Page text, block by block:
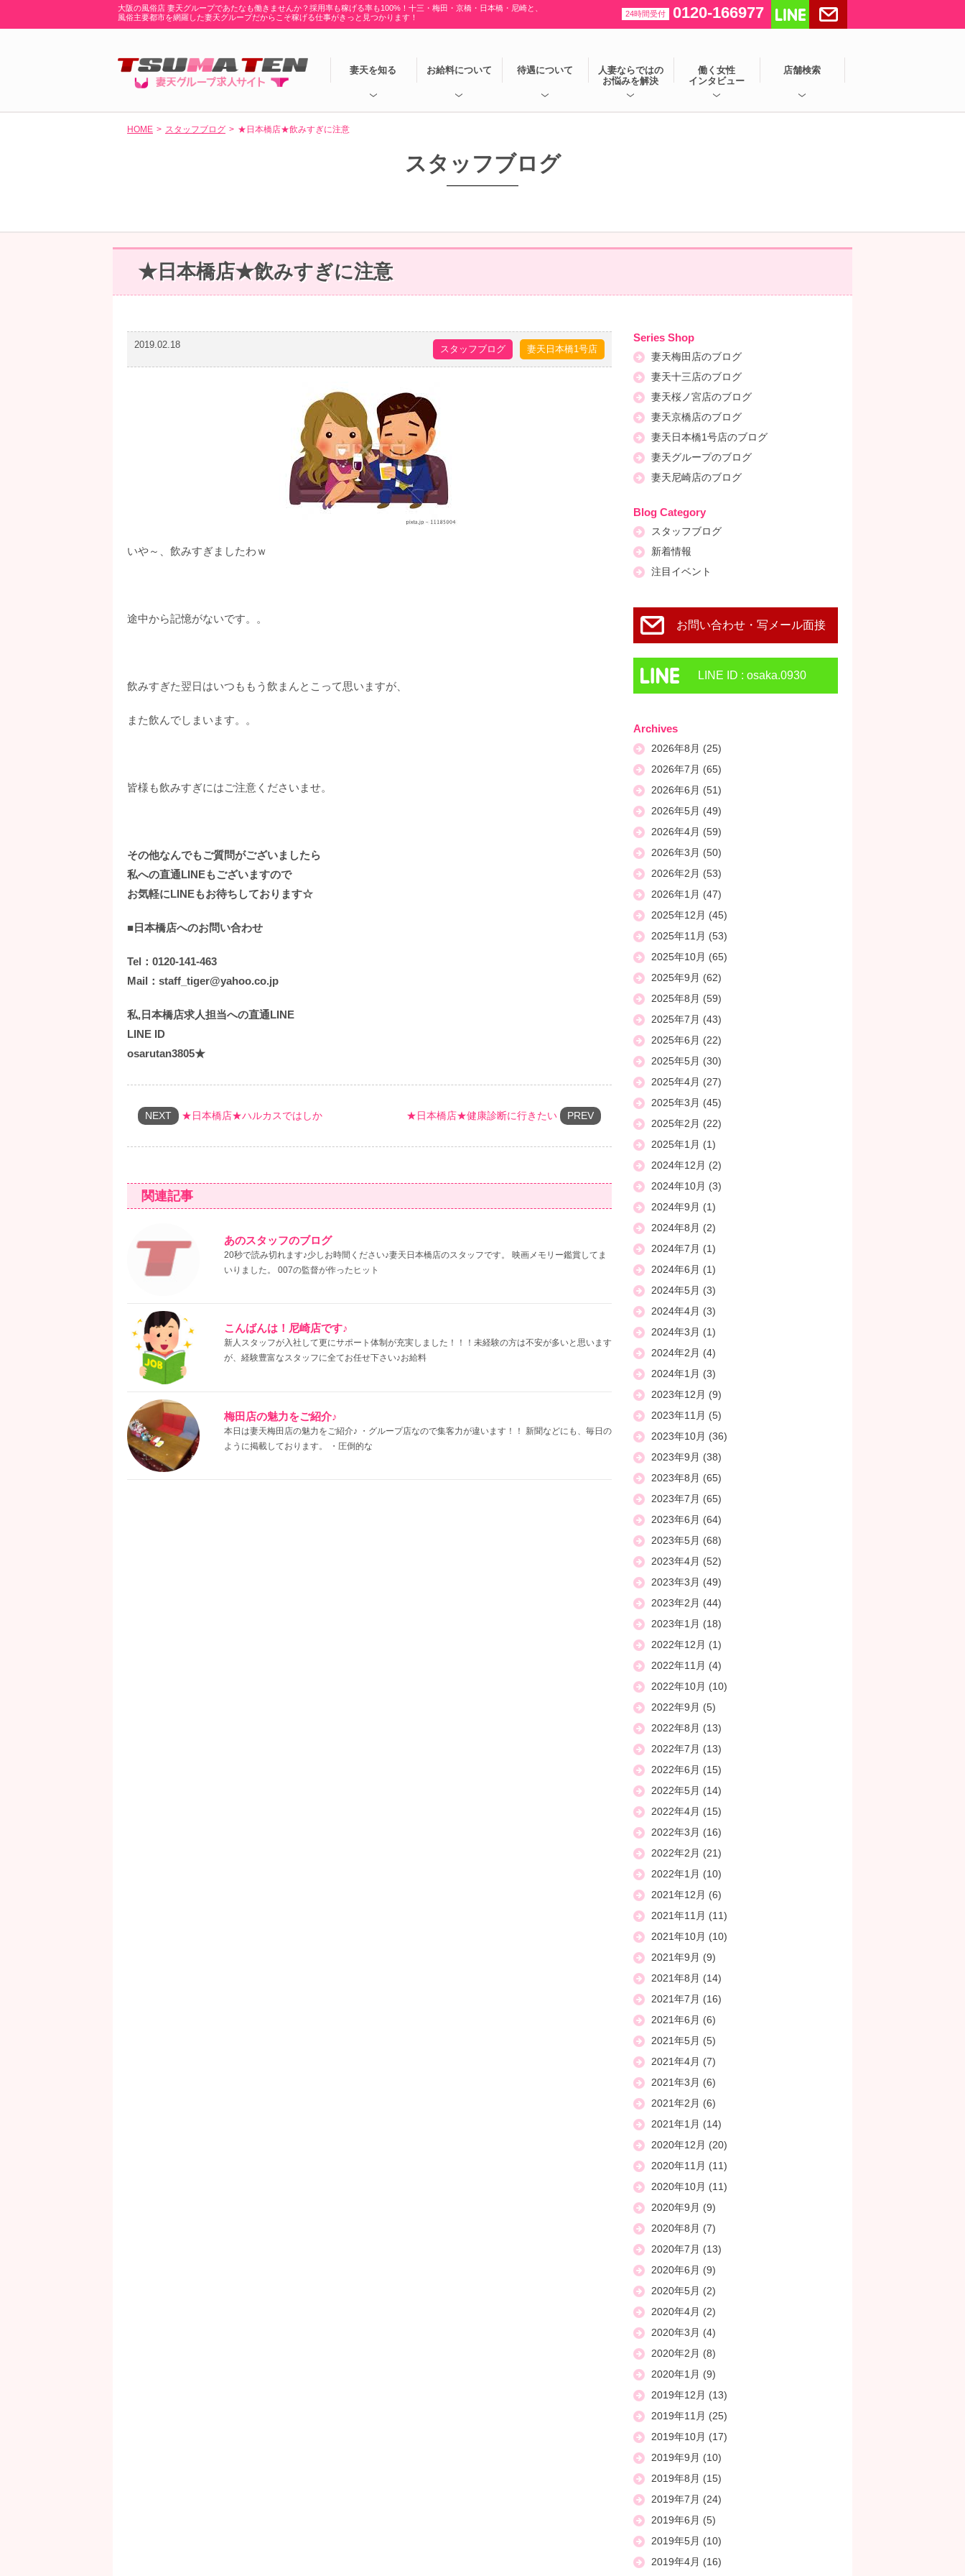
大阪の風俗店 妻天グループであたなも働きませんか？採用率も稼げる率も100%！十三・梅田・京橋・日本橋・尼崎と、
風俗主要都市を網羅した妻天グループだからこそ稼げる仕事がきっと見つかります！
24時間受付 0120-166977
妻天を知る お給料について 待遇について
人妻ならではの
お悩みを解決
働く女性
インタビュー
店舗検索
HOME スタッフブログ ★日本橋店★飲みすぎに注意
スタッフブログ
★日本橋店★飲みすぎに注意
2019.02.18 妻天日本橋1号店
スタッフブログ
いや～、飲みすぎましたわｗ
途中から記憶がないです。。
飲みすぎた翌日はいつももう飲まんとこって思いますが、
また飲んでしまいます。。
皆様も飲みすぎにはご注意くださいませ。
その他なんでもご質問がございましたら
私への直通LINEもございますので
お気軽にLINEもお待ちしております☆
■日本橋店へのお問い合わせ
Tel：0120-141-463
Mail：staff_tiger@yahoo.co.jp
私,日本橋店求人担当への直通LINE
LINE ID
osarutan3805★
NEXT ★日本橋店★ハルカスではしか ★日本橋店★健康診断に行きたい PREV
関連記事
あのスタッフのブログ
20秒で読み切れます♪少しお時間ください♪妻天日本橋店のスタッフです。 映画メモリー鑑賞してま
いりました。 007の監督が作ったヒット
こんばんは！尼崎店です♪
新人スタッフが入社して更にサポート体制が充実しました！！！未経験の方は不安が多いと思います
が、経験豊富なスタッフに全てお任せ下さい♪お給料
梅田店の魅力をご紹介♪
本日は妻天梅田店の魅力をご紹介♪ ・グループ店なので集客力が違います！！ 新聞などにも、毎日の
ように掲載しております。 ・圧倒的な
Series Shop
妻天梅田店のブログ
妻天十三店のブログ
妻天桜ノ宮店のブログ
妻天京橋店のブログ
妻天日本橋1号店のブログ
妻天グループのブログ
妻天尼崎店のブログ
Blog Category
スタッフブログ
新着情報
注目イベント
お問い合わせ・写メール面接
LINE ID : osaka.0930
Archives
2026年8月 (25)
2026年7月 (65)
2026年6月 (51)
2026年5月 (49)
2026年4月 (59)
2026年3月 (50)
2026年2月 (53)
2026年1月 (47)
2025年12月 (45)
2025年11月 (53)
2025年10月 (65)
2025年9月 (62)
2025年8月 (59)
2025年7月 (43)
2025年6月 (22)
2025年5月 (30)
2025年4月 (27)
2025年3月 (45)
2025年2月 (22)
2025年1月 (1)
2024年12月 (2)
2024年10月 (3)
2024年9月 (1)
2024年8月 (2)
2024年7月 (1)
2024年6月 (1)
2024年5月 (3)
2024年4月 (3)
2024年3月 (1)
2024年2月 (4)
2024年1月 (3)
2023年12月 (9)
2023年11月 (5)
2023年10月 (36)
2023年9月 (38)
2023年8月 (65)
2023年7月 (65)
2023年6月 (64)
2023年5月 (68)
2023年4月 (52)
2023年3月 (49)
2023年2月 (44)
2023年1月 (18)
2022年12月 (1)
2022年11月 (4)
2022年10月 (10)
2022年9月 (5)
2022年8月 (13)
2022年7月 (13)
2022年6月 (15)
2022年5月 (14)
2022年4月 (15)
2022年3月 (16)
2022年2月 (21)
2022年1月 (10)
2021年12月 (6)
2021年11月 (11)
2021年10月 (10)
2021年9月 (9)
2021年8月 (14)
2021年7月 (16)
2021年6月 (6)
2021年5月 (5)
2021年4月 (7)
2021年3月 (6)
2021年2月 (6)
2021年1月 (14)
2020年12月 (20)
2020年11月 (11)
2020年10月 (11)
2020年9月 (9)
2020年8月 (7)
2020年7月 (13)
2020年6月 (9)
2020年5月 (2)
2020年4月 (2)
2020年3月 (4)
2020年2月 (8)
2020年1月 (9)
2019年12月 (13)
2019年11月 (25)
2019年10月 (17)
2019年9月 (10)
2019年8月 (15)
2019年7月 (24)
2019年6月 (5)
2019年5月 (10)
2019年4月 (16)